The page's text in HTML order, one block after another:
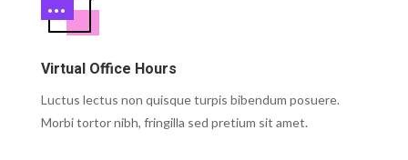
Virtual Office Hours
Luctus lectus non quisque turpis bibendum posuere.
Morbi tortor nibh, fringilla sed pretium sit amet.